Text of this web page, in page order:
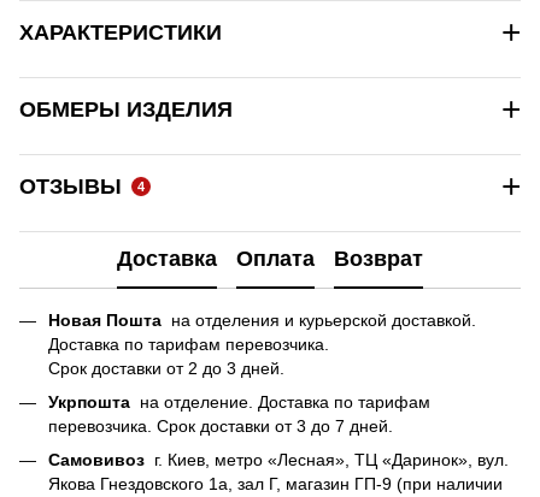
ХАРАКТЕРИСТИКИ +
ОБМЕРЫ ИЗДЕЛИЯ +
ОТЗЫВЫ 4 +
Доставка Оплата Возврат
Новая Пошта на отделения и курьерской доставкой.
Доставка по тарифам перевозчика.
Срок доставки от 2 до 3 дней.
Укрпошта на отделение. Доставка по тарифам
перевозчика. Срок доставки от 3 до 7 дней.
Самовивоз г. Киев, метро «Лесная», ТЦ «Даринок», вул.
Якова Гнездовского 1а, зал Г, магазин ГП-9 (при наличии